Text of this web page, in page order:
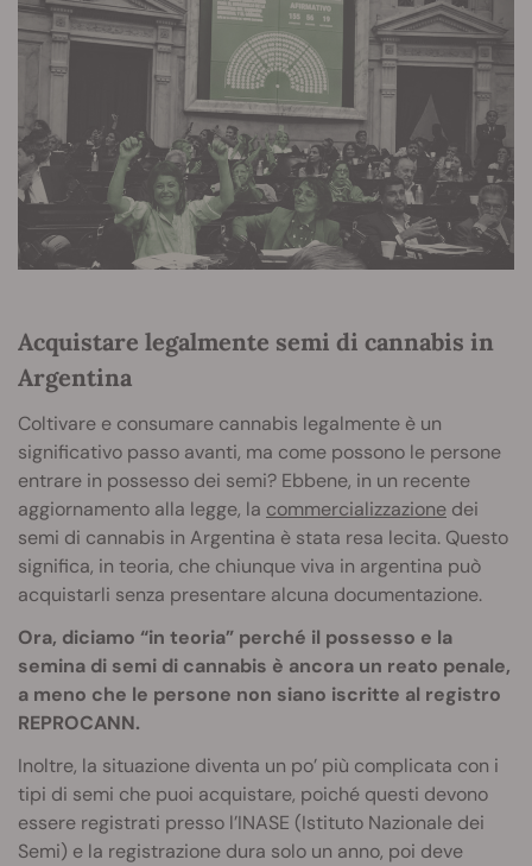
Acquistare legalmente semi di cannabis in
Argentina
Coltivare e consumare cannabis legalmente è un
significativo passo avanti, ma come possono le persone
entrare in possesso dei semi? Ebbene, in un recente
aggiornamento alla legge, la commercializzazione dei
semi di cannabis in Argentina è stata resa lecita. Questo
significa, in teoria, che chiunque viva in argentina può
acquistarli senza presentare alcuna documentazione.
Ora, diciamo “in teoria” perché il possesso e la
semina di semi di cannabis è ancora un reato penale,
a meno che le persone non siano iscritte al registro
REPROCANN.
Inoltre, la situazione diventa un po’ più complicata con i
tipi di semi che puoi acquistare, poiché questi devono
essere registrati presso l’INASE (Istituto Nazionale dei
Semi) e la registrazione dura solo un anno, poi deve